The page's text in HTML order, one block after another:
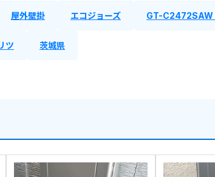
屋外壁掛 エコジョーズ GT-C2472SAW
ツ 茨城県